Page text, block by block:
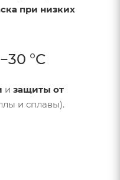
при низких
°C
и защиты от
и сплавы).